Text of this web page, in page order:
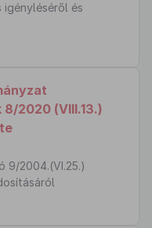
és
2020 (VIII.13.)
9/2004.(VI.25.)